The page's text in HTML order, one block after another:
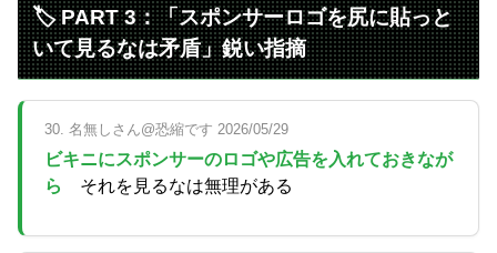
🏷️ PART 3：「スポンサーロゴを尻に貼っと
いて見るなは矛盾」鋭い指摘
30. 名無しさん@恐縮です 2026/05/29
ビキニにスポンサーのロゴや広告を入れておきなが
ら
それを見るなは無理がある